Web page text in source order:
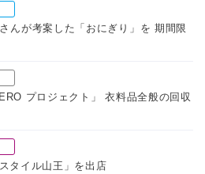
んが考案した「おにぎり」を 期間限
プロジェクト」 衣料品全般の回収
タイル山王」を出店